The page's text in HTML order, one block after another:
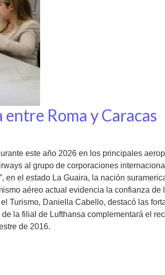
Roma y Caracas
este año 2026 en los principales
al grupo de corporaciones
el estado La Guaira, la nación
aéreo actual evidencia la confianza
Turismo, Daniella Cabello, destacó las
la filial de Lufthansa complementará el
de 2016.